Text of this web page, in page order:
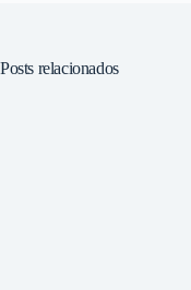
Posts relacionados